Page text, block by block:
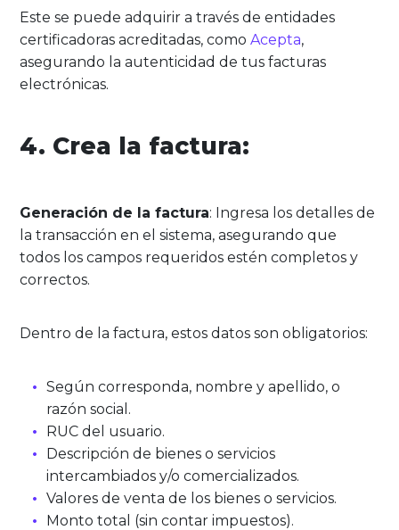
Este se puede adquirir a través de entidades
certificadoras acreditadas, comoAcepta,
asegurando la autenticidad de tus facturas
electrónicas.
4. Crea la factura:
Generación de la factura: Ingresa los detalles de
la transacción en el sistema, asegurando que
todos los campos requeridos estén completos y
correctos.
Dentro de la factura, estos datos son obligatorios:
Según corresponda, nombre y apellido, o
razón social.
RUC del usuario.
Descripción de bienes o servicios
intercambiados y/o comercializados.
Valores de venta de los bienes o servicios.
Monto total (sin contar impuestos).